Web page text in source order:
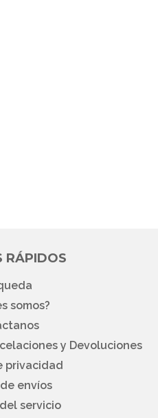
RÁPIDOS
somos?
y Devoluciones
privacidad
envíos
servicio